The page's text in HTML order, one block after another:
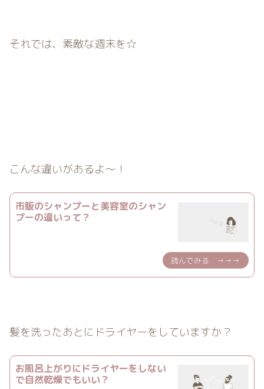
それでは、素敵な週末を☆
こんな違いがあるよ〜！
市販のシャンプーと美容室のシャン
プーの違いって？
髪を洗ったあとにドライヤーをしていますか？
お風呂上がりにドライヤーをしない
で自然乾燥でもいい？